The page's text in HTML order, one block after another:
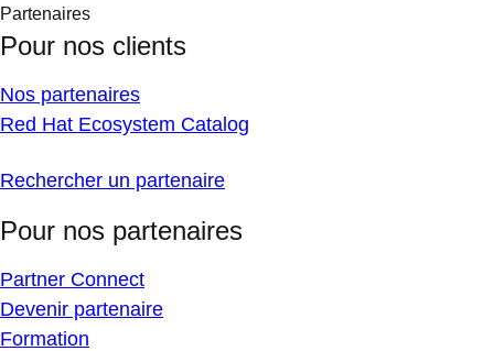
Partenaires
Pour nos clients
Nos partenaires
Red Hat Ecosystem Catalog
Rechercher un partenaire
Pour nos partenaires
Partner Connect
Devenir partenaire
Formation